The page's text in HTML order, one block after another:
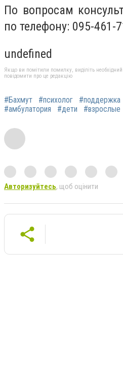
По вопросам
по телефону: 095-461-
undefined
Якщо ви помітили помилку, виділіть
повідомити про це редакцію
#Бахмут #психолог #поддержка
#амбулатория
#дети #взрослые
Авторизуйтесь, щоб оцінити